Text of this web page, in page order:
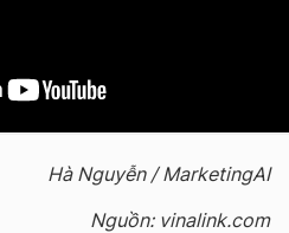
Hà Nguyễn / MarketingAI
Nguồn: vinalink.com